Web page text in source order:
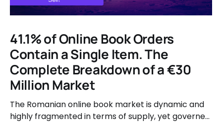
41.1% of Online Book Orders
Contain a Single Item. The
Complete Breakdown of a €30
Million Market
The Romanian online book market is dynamic and
highly fragmented in terms of supply, yet governed